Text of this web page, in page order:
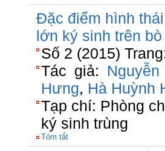
Đặc điểm hình
lớn ký sinh trên
Số 2 (2015)
Tác giả:
Hưng, Hà Huỳnh
Tạp chí: Phòng
ký sinh trùng
Tóm tắt